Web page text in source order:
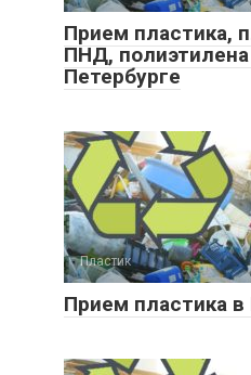
Прием пластика,
ПНД,
Петербурге
Пластик
Прием пластика